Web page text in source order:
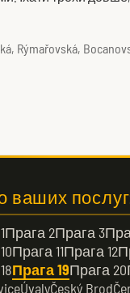
Rýmařovská,
ваших
Прага 2Прага 3
Прага 11Прага 12
Прага 19Прага 20
ÚvalyČeský Brod